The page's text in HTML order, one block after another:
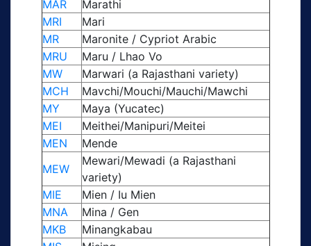
MAR
Marathi
MRI
Mari
MR
Maronite / Cypriot Arabic
MRU
Maru / Lhao Vo
MW
Marwari (a Rajasthani variety)
MCH
Mavchi/Mouchi/Mauchi/Mawchi
MY
Maya (Yucatec)
MEI
Meithei/Manipuri/Meitei
MEN
Mende
MEW
Mewari/Mewadi (a Rajasthani
variety)
MIE
Mien / Iu Mien
MNA
Mina / Gen
MKB
Minangkabau